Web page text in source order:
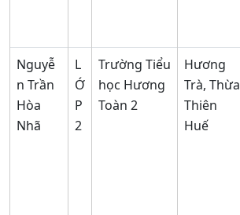
Nguyễ
n Trần
Hòa
Nhã
L
Ớ
P
2
Trường Tiểu
học Hương
Toàn 2
Hương
Trà, Thừa
Thiên
Huế